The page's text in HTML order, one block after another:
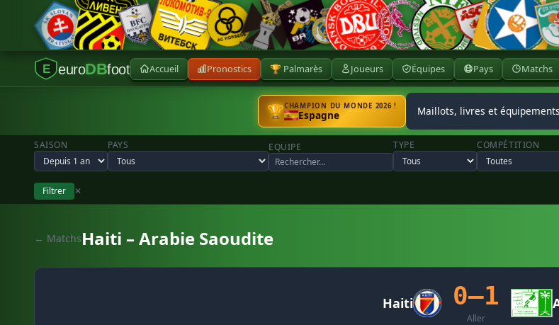
E euroDBfoot Accueil Pronostics 🏆 Palmarès Joueurs Équipes Pays Matchs
🏆CHAMPION DU MONDE 2026 !
Espagne Maillots, livres et
SAISON PAYS EQUIPE TYPE COMPÉTITION
Filtrer ✕
← MatchsHaiti – Arabie Saoudite
Haiti 0–1
Aller